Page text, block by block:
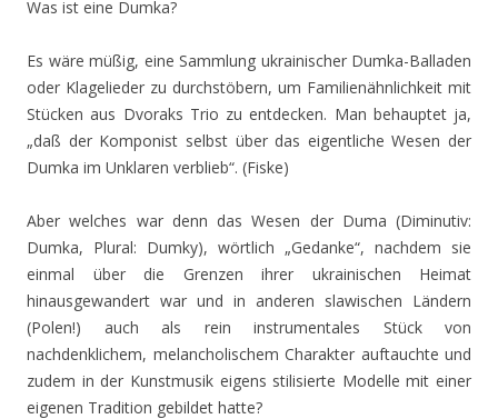
Was ist eine Dumka?
Es wäre müßig, eine Sammlung ukrainischer Dumka-Balladen
oder Klagelieder zu durchstöbern, um Familienähnlichkeit mit
Stücken aus Dvoraks Trio zu entdecken. Man behauptet ja,
„daß der Komponist selbst über das eigentliche Wesen der
Dumka im Unklaren verblieb“. (Fiske)
Aber welches war denn das Wesen der Duma (Diminutiv:
Dumka, Plural: Dumky), wörtlich „Gedanke“, nachdem sie
einmal über die Grenzen ihrer ukrainischen Heimat
hinausgewandert war und in anderen slawischen Ländern
(Polen!) auch als rein instrumentales Stück von
nachdenklichem, melancholischem Charakter auftauchte und
zudem in der Kunstmusik eigens stilisierte Modelle mit einer
eigenen Tradition gebildet hatte?